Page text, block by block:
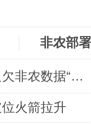
非农部署
领峰金评：万事俱备 黄金只欠非农数据“东风”
火箭拉升